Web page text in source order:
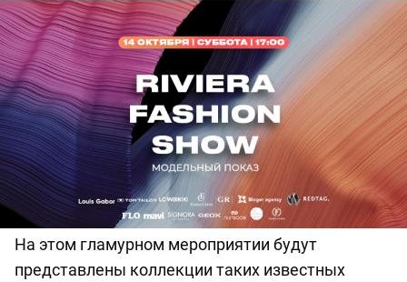
На этом гламурном мероприятии будут
представлены коллекции таких известных